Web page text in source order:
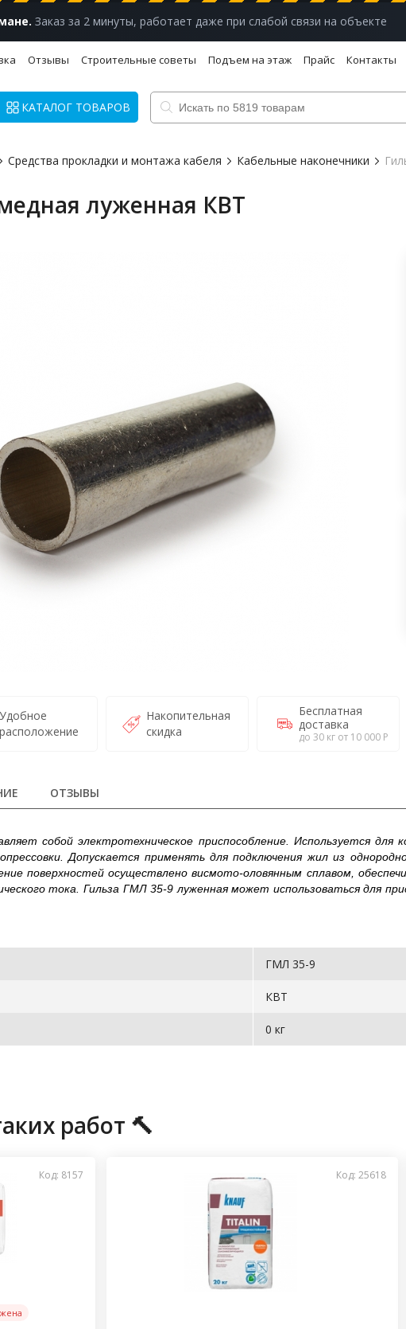
Заказ за 2 минуты, работает даже при слабой связи на объекте
Отзывы Строительные советы Подъем на этаж Прайс Контакты
КАТАЛОГ ТОВАРОВ
Средства прокладки и монтажа кабеля Кабельные наконечники
луженная КВТ
Удобное
расположение
Накопительная
скидка
Бесплатная
доставка
до 30 кг от 10 000 Р
ОТЗЫВЫ
собой электротехническое приспособление. Используется для
Допускается применять для подключения жил из
поверхностей осуществлено висмото-оловянным сплавом,
тока. Гильза ГМЛ 35-9 луженная может использоваться для
ГМЛ 35-9
КВТ
0 кг
работ 🔨
Код: 8157 Код: 25618